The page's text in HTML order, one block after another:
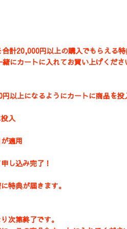
計20,000円以上の購入でもらえる特
にカートに入れてお買い上げくださ
以上になるようにカートに商品を投
入
適用
し込み完了！
特典が届きます。
次第終了です。